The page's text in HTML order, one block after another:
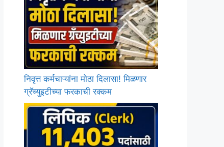
निवृत्त कर्मचाऱ्यांना मोठा दिलासा! मिळणार
ग्रॅच्युइटीच्या फरकाची रक्कम